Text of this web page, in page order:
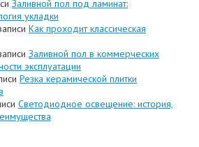
Заливной пол под ламинат:
укладки
Как проходит классическая
Заливной пол в коммерческих
эксплуатации
Резка керамической плитки
Светодиодное освещение: история,